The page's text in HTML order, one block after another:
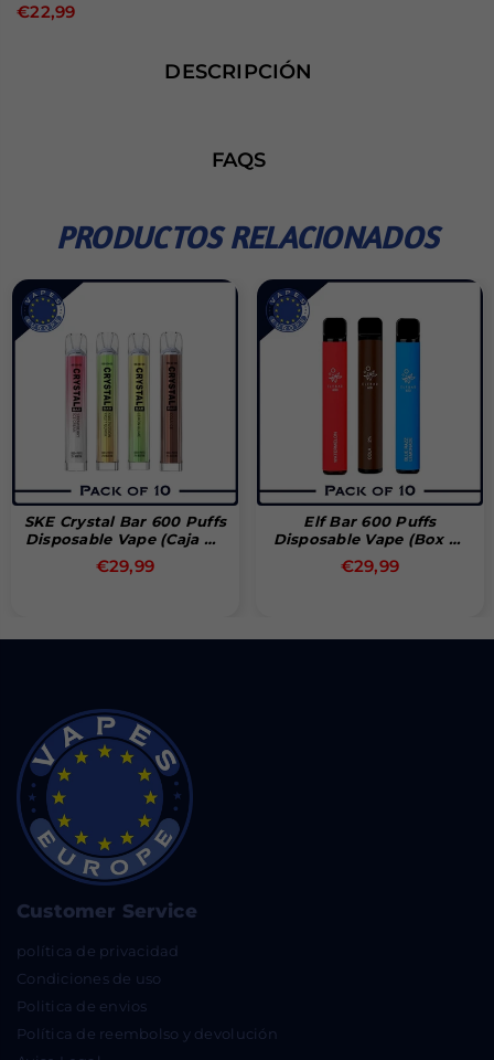
€22,99
DESCRIPCIÓN
FAQS
PRODUCTOS RELACIONADOS
SKE Crystal Bar 600 Puffs
Disposable Vape (Caja De
10)
Precio
€29,99
Elf Bar 600 Puffs
Disposable Vape (Box Of
10)
Precio
€29,99
Customer Service
política de privacidad
Condiciones de uso
Politica de envios
Política de reembolso y devolución